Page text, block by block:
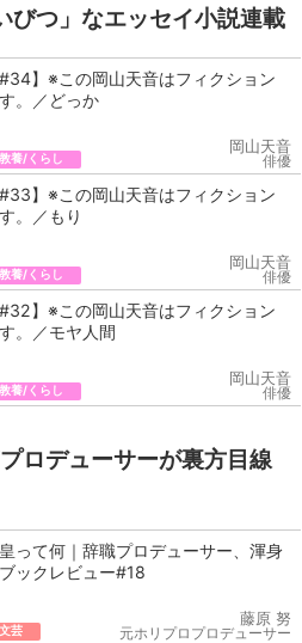
びつ」なエッセイ小説連載
#34】※この岡山天音はフィクション
。／どっか
教養/くらし
岡山天音
俳優
#33】※この岡山天音はフィクション
。／もり
教養/くらし
岡山天音
俳優
#32】※この岡山天音はフィクション
。／モヤ人間
教養/くらし
岡山天音
俳優
ロデューサーが裏方目線
って何｜辞職プロデューサー、渾身
ックレビュー#18
文芸
藤原 努
元ホリプロプロデューサー